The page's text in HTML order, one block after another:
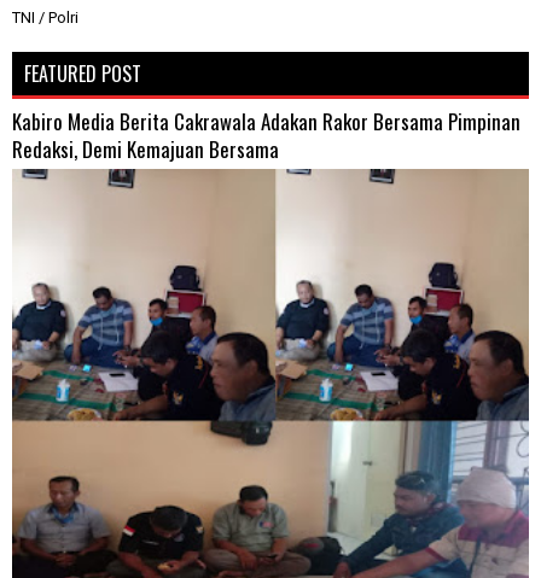
TNI / Polri
FEATURED POST
Kabiro Media Berita Cakrawala Adakan Rakor Bersama Pimpinan
Redaksi, Demi Kemajuan Bersama